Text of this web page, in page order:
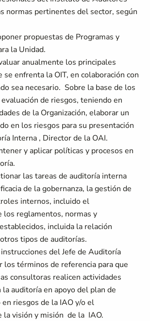
normas pertinentes del sector, según
propuestas de Programas y
la Unidad.
anualmente los principales
se enfrenta la OIT, en colaboración con
sea necesario. Sobre la base de los
de riesgos, teniendo en
de la Organización, elaborar un
en los riesgos para su presentación
Interna , Director de la OAI.
y aplicar políticas y procesos en
las tareas de auditoría interna
de la gobernanza, la gestión de
internos, incluido el
los reglamentos, normas y
incluida la relación
tipos de auditorías.
del Jefe de Auditoría
los términos de referencia para que
consultoras realicen actividades
la auditoría en apoyo del plan de
en riesgos de la IAO y/o el
la visión y misión de la IAO.